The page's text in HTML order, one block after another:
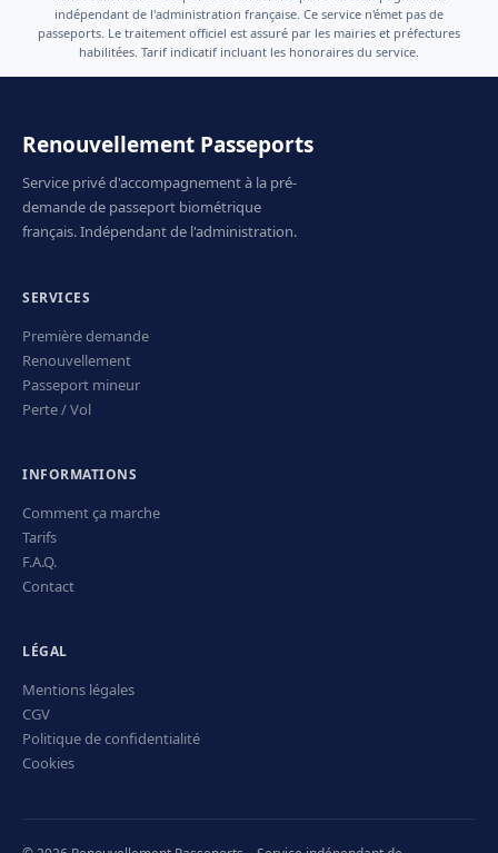
indépendant de l'administration française. Ce service n'émet pas de
passeports. Le traitement officiel est assuré par les mairies et préfectures
habilitées. Tarif indicatif incluant les honoraires du service.
Renouvellement Passeports
Service privé d'accompagnement à la pré-
demande de passeport biométrique
français. Indépendant de l'administration.
SERVICES
Première demande
Renouvellement
Passeport mineur
Perte / Vol
INFORMATIONS
Comment ça marche
Tarifs
F.A.Q.
Contact
LÉGAL
Mentions légales
CGV
Politique de confidentialité
Cookies